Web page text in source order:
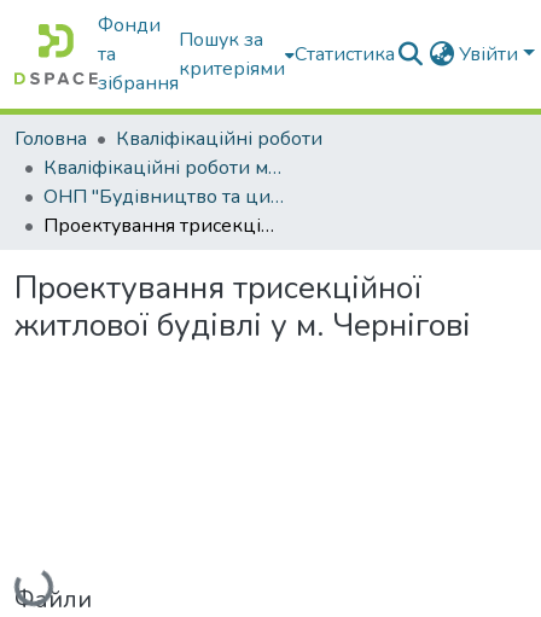
Фонди
та
зібрання
Пошук за
критеріями
Статистика Увійти
Головна
Кваліфікаційні роботи
Кваліфікаційні роботи магістрів
ОНП "Будівництво та цивільна інженерія"
Проектування трисекційної житлової будівлі у м. Чернігові
Проектування трисекційної
житлової будівлі у м. Чернігові
Вантажиться...
Файли